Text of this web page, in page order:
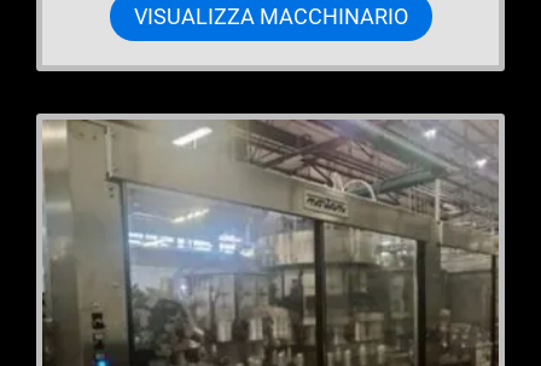
VISUALIZZA MACCHINARIO